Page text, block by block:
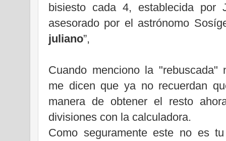
bisiesto cada 4, establecida
asesorado por el astrónomo
juliano”,
Cuando menciono la "rebuscada"
me dicen que ya no recuerdan
manera de obtener el resto
divisiones con la calculadora.
Como seguramente este no es